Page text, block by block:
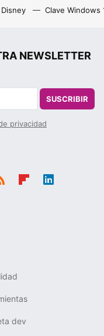
Disney Clave Windows
NEWSLETTER
SUSCRIBIR
privacidad
dev